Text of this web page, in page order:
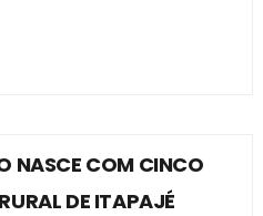
NASCE COM CINCO
DE ITAPAJÉ